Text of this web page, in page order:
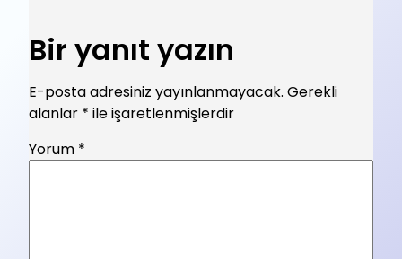
Bir yanıt yazın
E-posta adresiniz yayınlanmayacak. Gerekli
alanlar * ile işaretlenmişlerdir
Yorum *